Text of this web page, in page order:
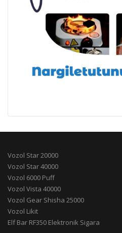
Vozol Star 20000
Vozol Star 40000
Vozol 6000 Puff
Vozol Vista 40000
Vozol Gear Shisha 25000
Vozol Likit
Elf Bar RF350 Elektronik Sigara